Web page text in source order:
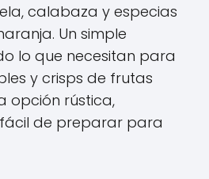
calabaza y especias
Un simple
lo que necesitan para
y crisps de frutas
opción rústica,
de preparar para